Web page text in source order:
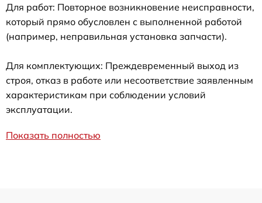
Для работ: Повторное возникновение неисправности,
который прямо обусловлен с выполненной работой
(например, неправильная установка запчасти).
Для комплектующих: Преждевременный выход из
строя, отказ в работе или несоответствие заявленным
характеристикам при соблюдении условий
эксплуатации.
Показать полностью